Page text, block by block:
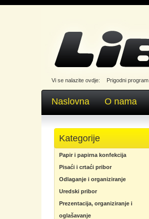
Vi se nalazite ovdje: Prigodni program
Naslovna O nama
Kategorije
Papir i papirna konfekcija
Pisaći i crtaći pribor
Odlaganje i organiziranje
Uredski pribor
Prezentacija, organiziranje i
oglašavanje